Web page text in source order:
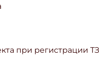
при регистрации ТЗ